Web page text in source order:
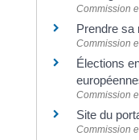
Commission
Prendre sa
Commission
Élections
Commission
Site du
Commission